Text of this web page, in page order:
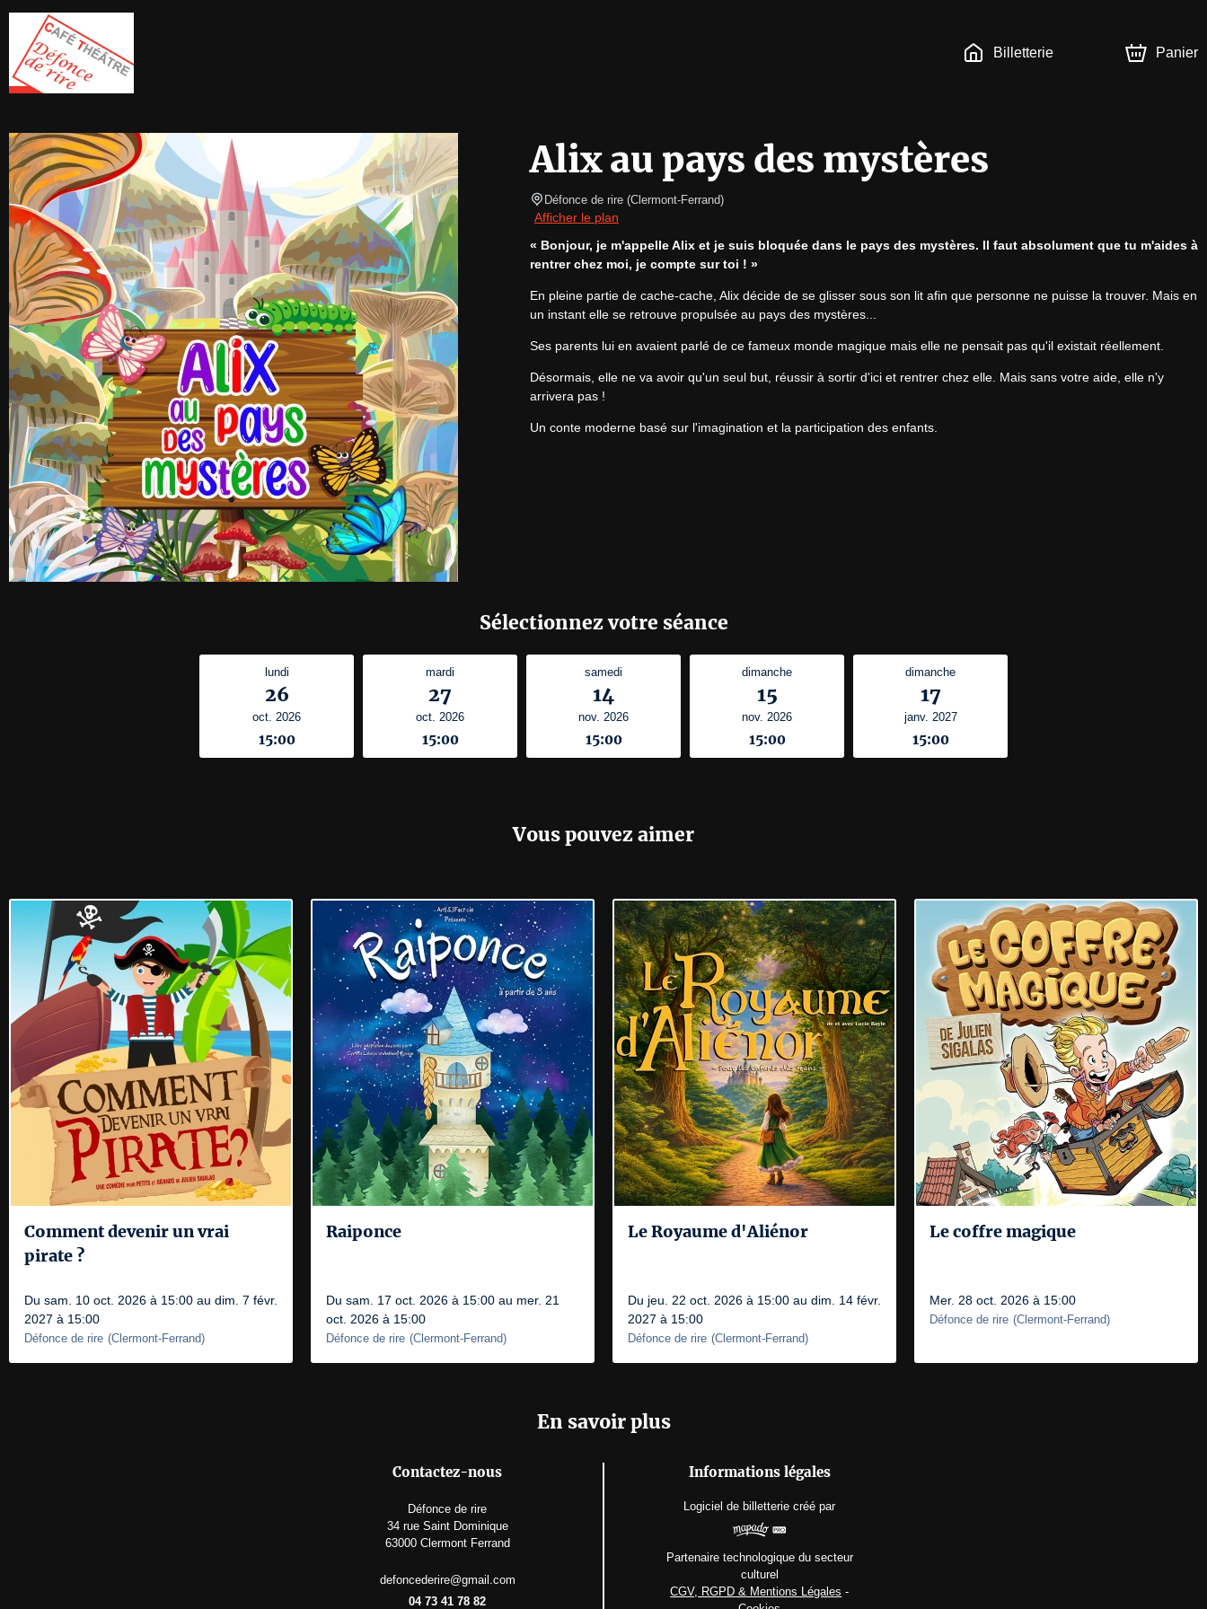
Billetterie Panier
Alix au pays des mystères
Défonce de rire (Clermont-Ferrand)
Afficher le plan
« Bonjour, je m'appelle Alix et je suis bloquée dans le pays des mystères. Il faut absolument que tu m'aides à
rentrer chez moi, je compte sur toi ! »
En pleine partie de cache-cache, Alix décide de se glisser sous son lit afin que personne ne puisse la trouver. Mais en
un instant elle se retrouve propulsée au pays des mystères...
Ses parents lui en avaient parlé de ce fameux monde magique mais elle ne pensait pas qu'il existait réellement.
Désormais, elle ne va avoir qu'un seul but, réussir à sortir d'ici et rentrer chez elle. Mais sans votre aide, elle n'y
arrivera pas !
Un conte moderne basé sur l'imagination et la participation des enfants.
Sélectionnez votre séance
lundi
26
oct. 2026
15:00
mardi
27
oct. 2026
15:00
samedi
14
nov. 2026
15:00
dimanche
15
nov. 2026
15:00
dimanche
17
janv. 2027
15:00
Vous pouvez aimer
Comment devenir un vrai
pirate ?
Du sam. 10 oct. 2026 à 15:00 au dim. 7 févr.
2027 à 15:00
Défonce de rire (Clermont-Ferrand)
Raiponce
Du sam. 17 oct. 2026 à 15:00 au mer. 21
oct. 2026 à 15:00
Défonce de rire (Clermont-Ferrand)
Le Royaume d'Aliénor
Du jeu. 22 oct. 2026 à 15:00 au dim. 14 févr.
2027 à 15:00
Défonce de rire (Clermont-Ferrand)
Le coffre magique
Mer. 28 oct. 2026 à 15:00
Défonce de rire (Clermont-Ferrand)
En savoir plus
Contactez-nous
Défonce de rire
34 rue Saint Dominique
63000 Clermont Ferrand
defoncederire@gmail.com
04 73 41 78 82
Informations légales
Logiciel de billetterie créé par
Partenaire technologique du secteur
culturel
CGV, RGPD & Mentions Légales -